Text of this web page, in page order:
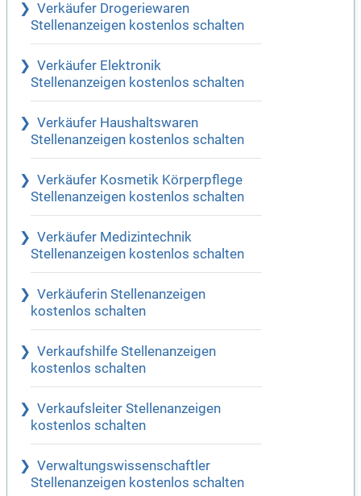
Verkäufer Drogeriewaren
Stellenanzeigen kostenlos schalten
Verkäufer Elektronik
Stellenanzeigen kostenlos schalten
Verkäufer Haushaltswaren
Stellenanzeigen kostenlos schalten
Verkäufer Kosmetik Körperpflege
Stellenanzeigen kostenlos schalten
Verkäufer Medizintechnik
Stellenanzeigen kostenlos schalten
Verkäuferin Stellenanzeigen
kostenlos schalten
Verkaufshilfe Stellenanzeigen
kostenlos schalten
Verkaufsleiter Stellenanzeigen
kostenlos schalten
Verwaltungswissenschaftler
Stellenanzeigen kostenlos schalten